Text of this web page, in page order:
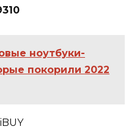
ноутбуки-
покорили 2022